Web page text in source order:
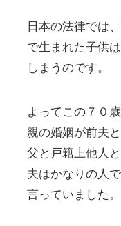
日本の法律では
で生まれた子供
しまうのです。
よってこの７０
親の婚姻が前夫
父と戸籍上他人
夫はかなりの人
言っていました。